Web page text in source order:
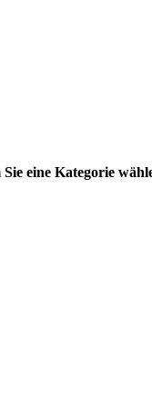
eine Kategorie